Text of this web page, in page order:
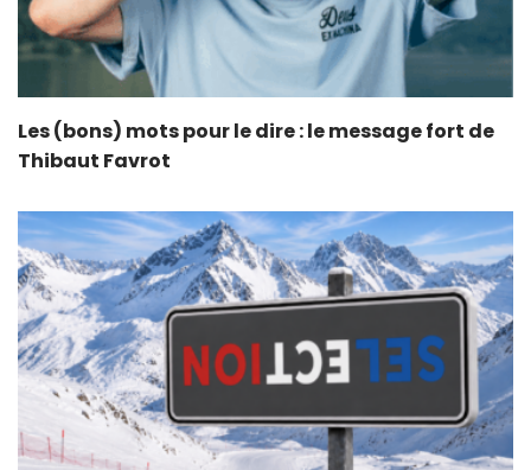
Les (bons) mots pour le dire : le message fort de
Thibaut Favrot